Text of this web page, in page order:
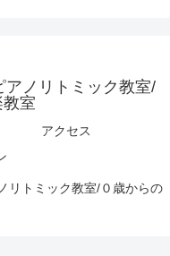
ノリトミック教室/
教室
アクセス
リトミック教室/０歳からの